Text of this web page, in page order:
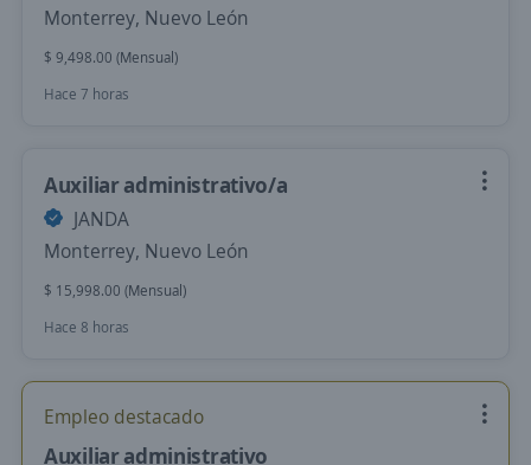
Monterrey, Nuevo León
$ 9,498.00 (Mensual)
Hace 7 horas
Auxiliar administrativo/a
JANDA
Monterrey, Nuevo León
$ 15,998.00 (Mensual)
Hace 8 horas
Empleo destacado
Auxiliar administrativo